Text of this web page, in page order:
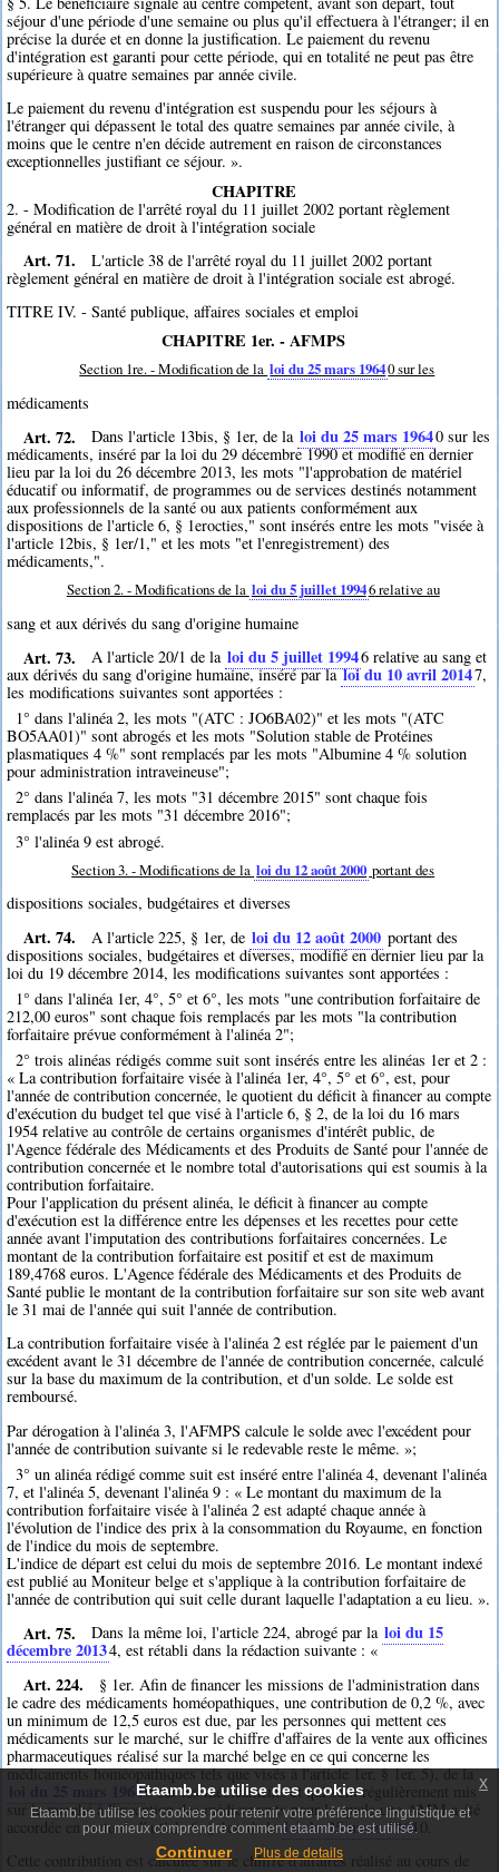
séjour d'une période d'une semaine ou plus qu'il effectuera à l'étranger; il en
précise la durée et en donne la justification. Le paiement du revenu
d'intégration est garanti pour cette période, qui en totalité ne peut pas être
supérieure à quatre semaines par année civile.
Le paiement du revenu d'intégration est suspendu pour les séjours à
l'étranger qui dépassent le total des quatre semaines par année civile, à
moins que le centre n'en décide autrement en raison de circonstances
exceptionnelles justifiant ce séjour. ».
CHAPITRE
2. - Modification de l'arrêté royal du 11 juillet 2002 portant règlement
général en matière de droit à l'intégration sociale
Art. 71.
L'article 38 de l'arrêté royal du 11 juillet 2002 portant
règlement général en matière de droit à l'intégration sociale est abrogé.
TITRE IV. - Santé publique, affaires sociales et emploi
CHAPITRE 1er. - AFMPS
Section 1re. - Modification de la loi du 25 mars 19640sur les
médicaments
Art. 72. Dans l'article 13bis, § 1er, de la loi du 25 mars 19640 sur les
médicaments, inséré par la loi du 29 décembre 1990 et modifié en dernier
lieu par la loi du 26 décembre 2013, les mots "l'approbation de matériel
éducatif ou informatif, de programmes ou de services destinés notamment
aux professionnels de la santé ou aux patients conformément aux
dispositions de l'article 6, § 1erocties," sont insérés entre les mots "visée à
l'article 12bis, § 1er/1," et les mots "et l'enregistrement) des
médicaments,".
Section 2. - Modifications de la loi du 5 juillet 19946relative au
sang et aux dérivés du sang d'origine humaine
Art. 73. A l'article 20/1 de la loi du 5 juillet 19946 relative au sang et
aux dérivés du sang d'origine humaine, inséré par laloi du 10 avril 20147,
les modifications suivantes sont apportées :
1° dans l'alinéa 2, les mots "(ATC : JO6BA02)" et les mots "(ATC
BO5AA01)" sont abrogés et les mots "Solution stable de Protéines
plasmatiques 4 %" sont remplacés par les mots "Albumine 4 % solution
pour administration intraveineuse";
2° dans l'alinéa 7, les mots "31 décembre 2015" sont chaque fois
remplacés par les mots "31 décembre 2016";
3° l'alinéa 9 est abrogé.
Section 3. - Modifications de la loi du 12 août 2000 portant des
dispositions sociales, budgétaires et diverses
Art. 74. A l'article 225, § 1er, de loi du 12 août 2000 portant des
dispositions sociales, budgétaires et diverses, modifié en dernier lieu par la
loi du 19 décembre 2014, les modifications suivantes sont apportées :
1° dans l'alinéa 1er, 4°, 5° et 6°, les mots "une contribution forfaitaire de
212,00 euros" sont chaque fois remplacés par les mots "la contribution
forfaitaire prévue conformément à l'alinéa 2";
2° trois alinéas rédigés comme suit sont insérés entre les alinéas 1er et 2 :
« La contribution forfaitaire visée à l'alinéa 1er, 4°, 5° et 6°, est, pour
l'année de contribution concernée, le quotient du déficit à financer au compte
d'exécution du budget tel que visé à l'article 6, § 2, de la loi du 16 mars
1954 relative au contrôle de certains organismes d'intérêt public, de
l'Agence fédérale des Médicaments et des Produits de Santé pour l'année de
contribution concernée et le nombre total d'autorisations qui est soumis à la
contribution forfaitaire.
Pour l'application du présent alinéa, le déficit à financer au compte
d'exécution est la différence entre les dépenses et les recettes pour cette
année avant l'imputation des contributions forfaitaires concernées. Le
montant de la contribution forfaitaire est positif et est de maximum
189,4768 euros. L'Agence fédérale des Médicaments et des Produits de
Santé publie le montant de la contribution forfaitaire sur son site web avant
le 31 mai de l'année qui suit l'année de contribution.
La contribution forfaitaire visée à l'alinéa 2 est réglée par le paiement d'un
excédent avant le 31 décembre de l'année de contribution concernée, calculé
sur la base du maximum de la contribution, et d'un solde. Le solde est
remboursé.
Par dérogation à l'alinéa 3, l'AFMPS calcule le solde avec l'excédent pour
l'année de contribution suivante si le redevable reste le même. »;
3° un alinéa rédigé comme suit est inséré entre l'alinéa 4, devenant l'alinéa
7, et l'alinéa 5, devenant l'alinéa 9 : « Le montant du maximum de la
contribution forfaitaire visée à l'alinéa 2 est adapté chaque année à
l'évolution de l'indice des prix à la consommation du Royaume, en fonction
de l'indice du mois de septembre.
L'indice de départ est celui du mois de septembre 2016. Le montant indexé
est publié au Moniteur belge et s'applique à la contribution forfaitaire de
l'année de contribution qui suit celle durant laquelle l'adaptation a eu lieu. ».
Art. 75. Dans la même loi, l'article 224, abrogé par la loi du 15
décembre 20134, est rétabli dans la rédaction suivante : «
Art. 224.
§ 1er. Afin de financer les missions de l'administration dans
le cadre des médicaments homéopathiques, une contribution de 0,2 %, avec
un minimum de 12,5 euros est due, par les personnes qui mettent ces
médicaments sur le marché, sur le chiffre d'affaires de la vente aux officines
pharmaceutiques réalisé sur la marché belge en ce qui concerne les
médicaments homéopathiques tels que visés à l'article 1er, § 1er, 5), de la
loi du 25 mars 19640sur les médicaments et qui sont régulièrement mis
sur le marché à l'exception des médicaments pour lesquels une AMM a été
accordée en vertu de l'article 6, § 1er, de laloi du 25 mars 19640
Cette contribution est calculée sur le chiffre d'affaires réalisé au cours de
Etaamb.be utilise des cookies
Etaamb.be utilise les cookies pour retenir votre préférence linguistique et
pour mieux comprendre comment etaamb.be est utilisé.
Continuer Plus de details
x